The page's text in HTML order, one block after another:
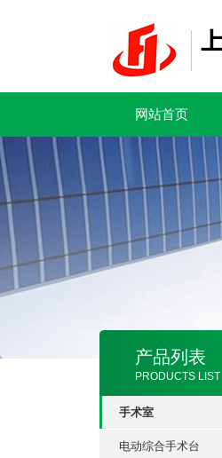
网站首页
产品列表
PRODUCTS LIST
手术室
电动综合手术台